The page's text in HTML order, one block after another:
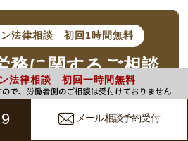
ン法律相談 初回1時間無料
務に関するご相談
円（税込11,000円）
税込5,500円）が発生いたします。
法律相談 初回一時間無料
メール相談予約受付